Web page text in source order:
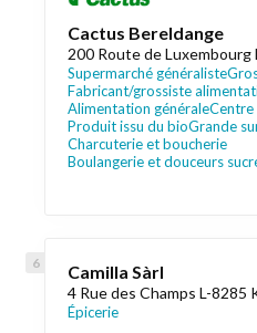
Cactus Bereldange
200 Route de Luxembourg
Supermarché généraliste
Fabricant/grossiste
Alimentation généraleCentre
Produit issu du bioGrande
Charcuterie et boucherie
Boulangerie et douceurs
Camilla Sàrl
4 Rue des Champs L-8285
Épicerie